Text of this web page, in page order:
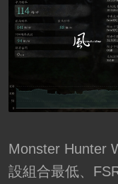
Monster Hunter
設組合最低、